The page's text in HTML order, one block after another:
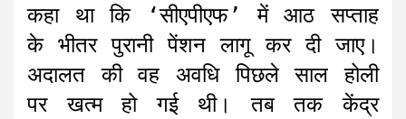
कहा था कि ‘सीएपीएफ’ में आठ सप्ताह
के भीतर पुरानी पेंशन लागू कर दी जाए।
अदालत की वह अवधि पिछले साल होली
पर खत्म हो गई थी। तब तक केंद्र